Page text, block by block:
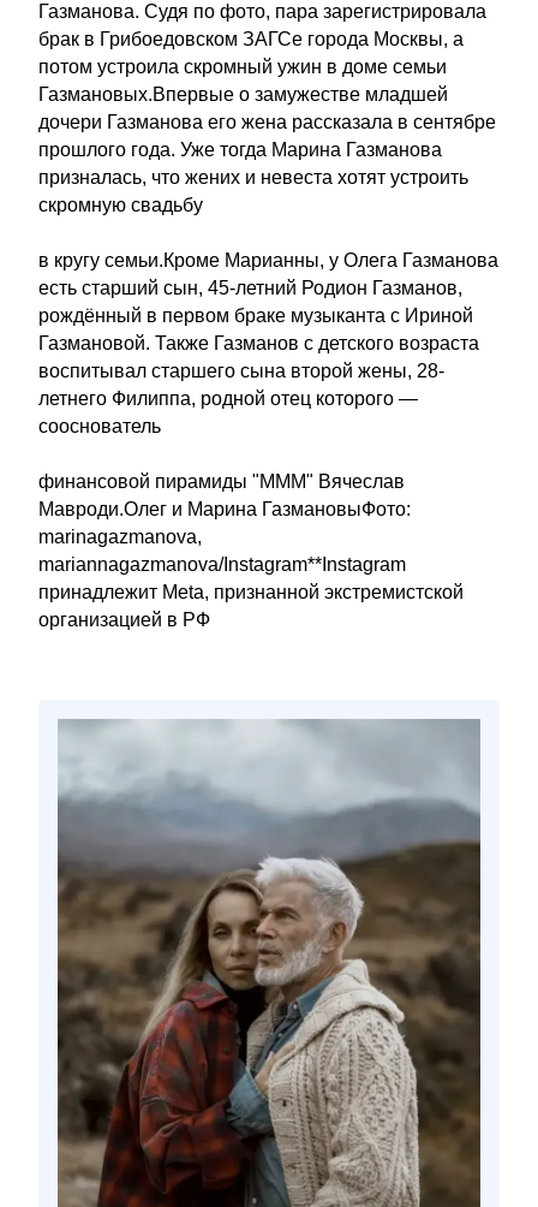
Газманова. Судя по фото, пара зарегистрировала
брак в Грибоедовском ЗАГСе города Москвы, а
потом устроила скромный ужин в доме семьи
Газмановых.Впервые о замужестве младшей
дочери Газманова его жена рассказала в сентябре
прошлого года. Уже тогда Марина Газманова
призналась, что жених и невеста хотят устроить
скромную свадьбу
в кругу семьи.Кроме Марианны, у Олега Газманова
есть старший сын, 45-летний Родион Газманов,
рождённый в первом браке музыканта с Ириной
Газмановой. Также Газманов с детского возраста
воспитывал старшего сына второй жены, 28-
летнего Филиппа, родной отец которого —
сооснователь
финансовой пирамиды "МММ" Вячеслав
Мавроди.Олег и Марина ГазмановыФото:
marinagazmanova,
mariannagazmanova/Instagram**Instagram
принадлежит Meta, признанной экстремистской
организацией в РФ